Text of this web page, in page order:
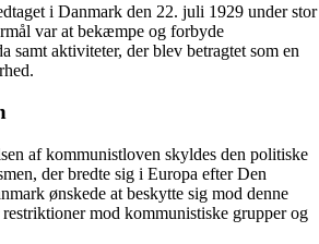
i Danmark den 22. juli 1929 under stor
var at bekæmpe og forbyde
samt aktiviteter, der blev betragtet som en
af kommunistloven skyldes den politiske
der bredte sig i Europa efter Den
ønskede at beskytte sig mod denne
mod kommunistiske grupper og